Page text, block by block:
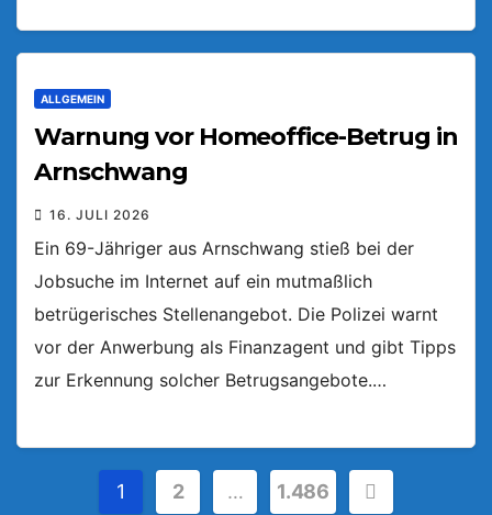
ALLGEMEIN
Warnung vor Homeoffice-Betrug in
Arnschwang
16. JULI 2026
Ein 69-Jähriger aus Arnschwang stieß bei der
Jobsuche im Internet auf ein mutmaßlich
betrügerisches Stellenangebot. Die Polizei warnt
vor der Anwerbung als Finanzagent und gibt Tipps
zur Erkennung solcher Betrugsangebote.…
Seitennummerierung
1 2 … 1.486